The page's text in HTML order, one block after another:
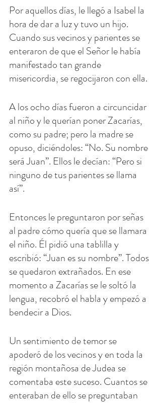
Por aquellos días, le llegó a Isabel la
hora de dar a luz y tuvo un hijo.
Cuando sus vecinos y parientes se
enteraron de que el Señor le había
manifestado tan grande
misericordia, se regocijaron con ella.
A los ocho días fueron a circuncidar
al niño y le querían poner Zacarías,
como su padre; pero la madre se
opuso, diciéndoles: “No. Su nombre
será Juan”. Ellos le decían: “Pero si
ninguno de tus parientes se llama
así”.
Entonces le preguntaron por señas
al padre cómo quería que se llamara
el niño. Él pidió una tablilla y
escribió: “Juan es su nombre”. Todos
se quedaron extrañados. En ese
momento a Zacarías se le soltó la
lengua, recobró el habla y empezó a
bendecir a Dios.
Un sentimiento de temor se
apoderó de los vecinos y en toda la
región montañosa de Judea se
comentaba este suceso. Cuantos se
enteraban de ello se preguntaban